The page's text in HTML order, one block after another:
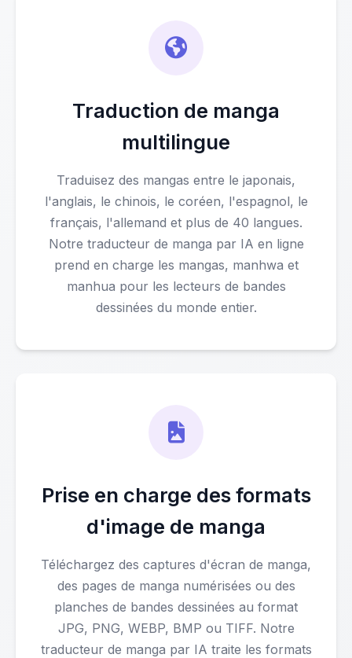
Traduction de manga
multilingue
Traduisez des mangas entre le japonais,
l'anglais, le chinois, le coréen, l'espagnol, le
français, l'allemand et plus de 40 langues.
Notre traducteur de manga par IA en ligne
prend en charge les mangas, manhwa et
manhua pour les lecteurs de bandes
dessinées du monde entier.
Prise en charge des formats
d'image de manga
Téléchargez des captures d'écran de manga,
des pages de manga numérisées ou des
planches de bandes dessinées au format
JPG, PNG, WEBP, BMP ou TIFF. Notre
traducteur de manga par IA traite les formats